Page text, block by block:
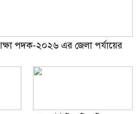
পদক-২০২৬ এর জেলা পর্যায়ের